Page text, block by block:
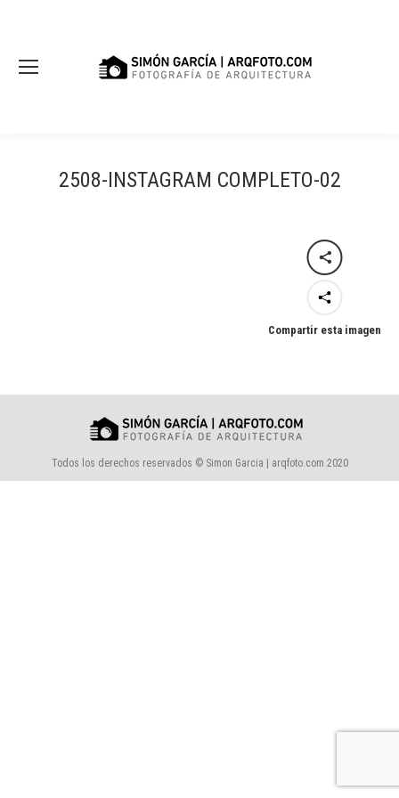
2508-INSTAGRAM COMPLETO-02
Compartir esta imagen
Todos los derechos reservados © Simon Garcia | arqfoto.com 2020